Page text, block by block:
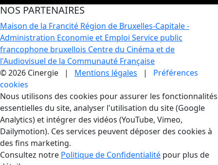
NOS PARTENAIRES
Maison de la Francité Région de Bruxelles-Capitale -
Administration Economie et Emploi Service public
francophone bruxellois Centre du Cinéma et de
l'Audiovisuel de la Communauté Française
© 2026 Cinergie | Mentions légales | Préférences
cookies
Gestion des Cookies
Nous utilisons des cookies pour assurer les fonctionnalités
essentielles du site, analyser l'utilisation du site (Google
Analytics) et intégrer des vidéos (YouTube, Vimeo,
Dailymotion). Ces services peuvent déposer des cookies à
des fins marketing.
Consultez notre Politique de Confidentialité pour plus de